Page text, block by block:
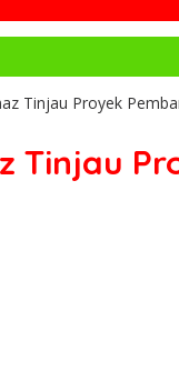
Tinjau Proyek
Tinjau